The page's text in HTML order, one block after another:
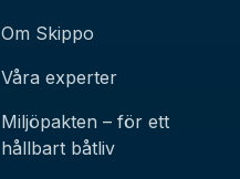
Om Skippo
Våra experter
Miljöpakten – för ett
hållbart båtliv